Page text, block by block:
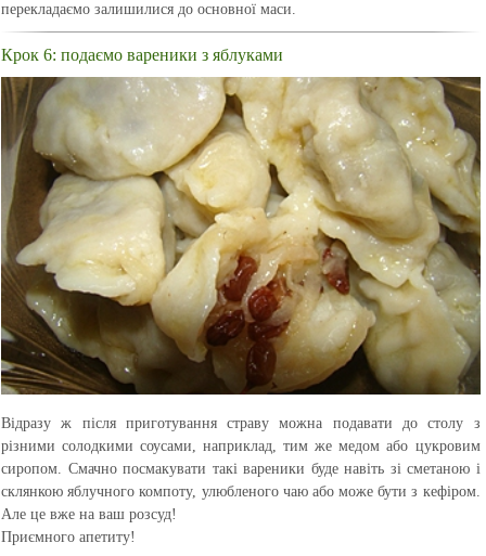
перекладаємо залишилися до основної маси.
Крок 6: подаємо вареники з яблуками
Відразу ж після приготування страву можна подавати до столу з
різними солодкими соусами, наприклад, тим же медом або цукровим
сиропом. Смачно посмакувати такі вареники буде навіть зі сметаною і
склянкою яблучного компоту, улюбленого чаю або може бути з кефіром.
Але це вже на ваш розсуд!
Приємного апетиту!